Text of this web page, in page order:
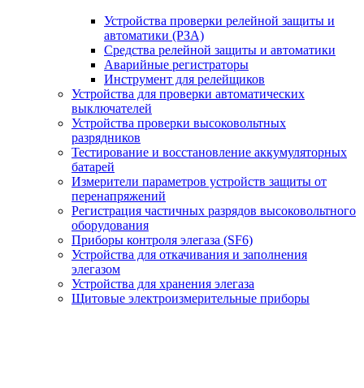
Устройства проверки релейной защиты и
автоматики (РЗА)
Средства релейной защиты и автоматики
Аварийные регистраторы
Инструмент для релейщиков
Устройства для проверки автоматических
выключателей
Устройства проверки высоковольтных
разрядников
Тестирование и восстановление аккумуляторных
батарей
Измерители параметров устройств защиты от
перенапряжений
Регистрация частичных разрядов высоковольтного
оборудования
Приборы контроля элегаза (SF6)
Устройства для откачивания и заполнения
элегазом
Устройства для хранения элегаза
Щитовые электроизмерительные приборы